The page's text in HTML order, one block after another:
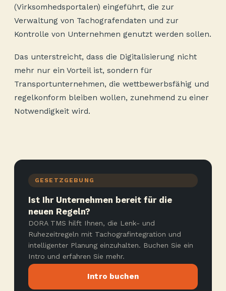
(Virksomhedsportalen) eingeführt, die zur
Verwaltung von Tachografendaten und zur
Kontrolle von Unternehmen genutzt werden sollen.
Das unterstreicht, dass die Digitalisierung nicht
mehr nur ein Vorteil ist, sondern für
Transportunternehmen, die wettbewerbsfähig und
regelkonform bleiben wollen, zunehmend zu einer
Notwendigkeit wird.
GESETZGEBUNG
Ist Ihr Unternehmen bereit für die
neuen Regeln?
DORA TMS hilft Ihnen, die Lenk- und
Ruhezeitregeln mit Tachografintegration und
intelligenter Planung einzuhalten. Buchen Sie ein
Intro und erfahren Sie mehr.
Intro buchen